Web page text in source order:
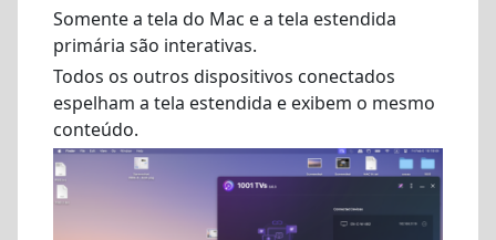
Somente a tela do Mac e a tela estendida
primária são interativas.
Todos os outros dispositivos conectados
espelham a tela estendida e exibem o mesmo
conteúdo.